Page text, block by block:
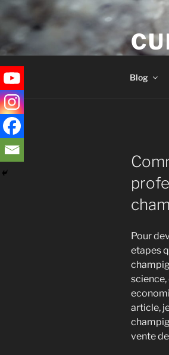
Aller
au
contenu
principal
Blog
Pour
etapes
article,
vente
Recevez gratuitement